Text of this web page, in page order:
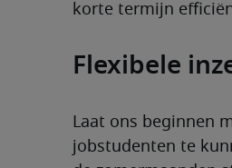
korte termijn
Flexibele
Laat ons beginnen
jobstudenten te